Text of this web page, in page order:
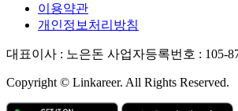
이용약관
개인정보처리방침
대표이사 : 노은돈 사업자등록번호 : 105-
Copyright © Linkareer. All Rights Reserved.